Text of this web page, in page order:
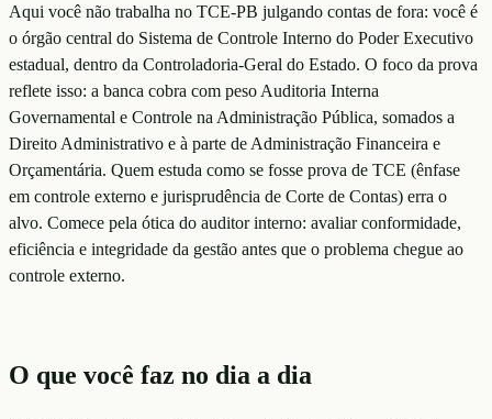
Aqui você não trabalha no TCE-PB julgando contas de fora: você é
o órgão central do Sistema de Controle Interno do Poder Executivo
estadual, dentro da Controladoria-Geral do Estado. O foco da prova
reflete isso: a banca cobra com peso Auditoria Interna
Governamental e Controle na Administração Pública, somados a
Direito Administrativo e à parte de Administração Financeira e
Orçamentária. Quem estuda como se fosse prova de TCE (ênfase
em controle externo e jurisprudência de Corte de Contas) erra o
alvo. Comece pela ótica do auditor interno: avaliar conformidade,
eficiência e integridade da gestão antes que o problema chegue ao
controle externo.
O que você faz no dia a dia